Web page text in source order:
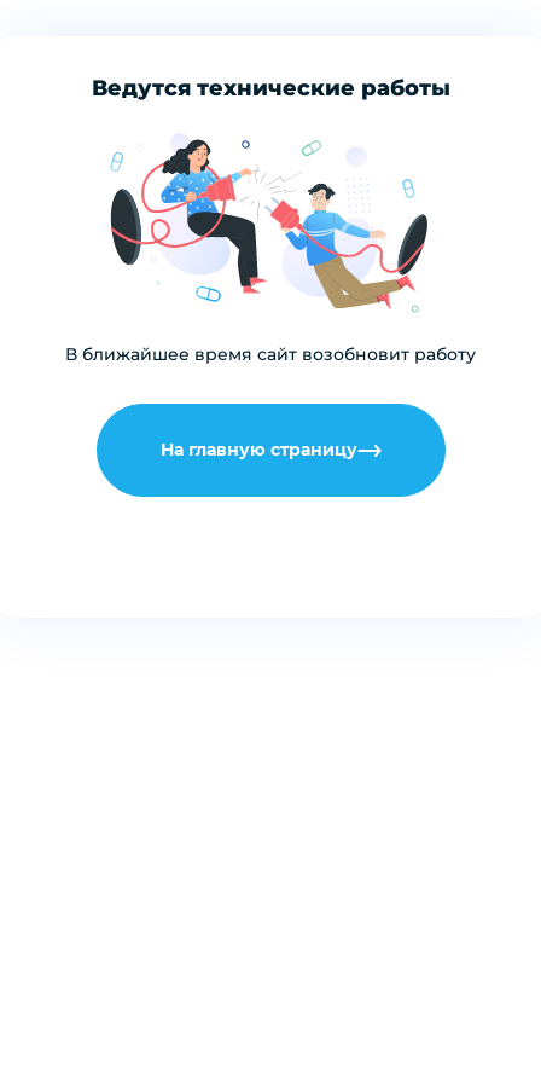
Ведутся технические работы
В ближайшее время сайт возобновит работу
На главную страницу